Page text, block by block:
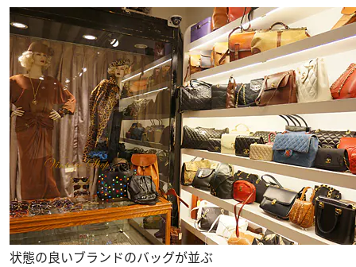
状態の良いブランドのバッグが並ぶ